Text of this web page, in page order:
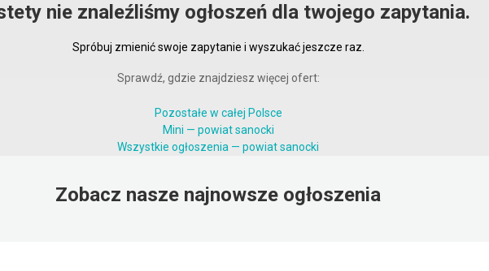
nie znaleźliśmy ogłoszeń dla twojego zapytania.
Spróbuj zmienić swoje zapytanie i wyszukać jeszcze raz.
Sprawdź, gdzie znajdziesz więcej ofert:
Pozostałe w całej Polsce
Mini — powiat sanocki
Wszystkie ogłoszenia — powiat sanocki
Zobacz nasze najnowsze ogłoszenia